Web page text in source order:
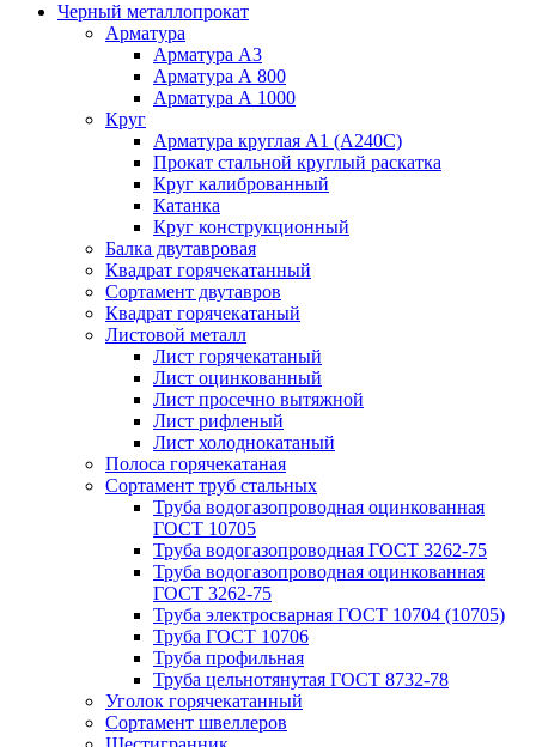
Черный металлопрокат
Арматура
Арматура А3
Арматура А 800
Арматура А 1000
Круг
Арматура круглая А1 (А240C)
Прокат стальной круглый раскатка
Круг калиброванный
Катанка
Круг конструкционный
Балка двутавровая
Квадрат горячекатанный
Сортамент двутавров
Квадрат горячекатаный
Листовой металл
Лист горячекатаный
Лист оцинкованный
Лист просечно вытяжной
Лист рифленый
Лист холоднокатаный
Полоса горячекатаная
Сортамент труб стальных
Труба водогазопроводная оцинкованная
ГОСТ 10705
Труба водогазопроводная ГОСТ 3262-75
Труба водогазопроводная оцинкованная
ГОСТ 3262-75
Труба электросварная ГОСТ 10704 (10705)
Труба ГОСТ 10706
Труба профильная
Труба цельнотянутая ГОСТ 8732-78
Уголок горячекатанный
Сортамент швеллеров